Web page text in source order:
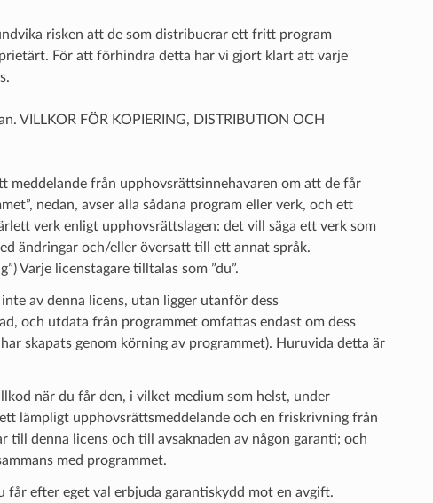
risken att de som distribuerar ett fritt program
För att förhindra detta har vi gjort klart att varje
VILLKOR FÖR KOPIERING, DISTRIBUTION OCH
meddelande från upphovsrättsinnehavaren om att de får
nedan, avser alla sådana program eller verk, och ett
verk enligt upphovsrättslagen: det vill säga ett verk som
ändringar och/eller översatt till ett annat språk.
Varje licenstagare tilltalas som ”du”.
av denna licens, utan ligger utanför dess
och utdata från programmet omfattas endast om dess
skapats genom körning av programmet). Huruvida detta är
när du får den, i vilket medium som helst, under
lämpligt upphovsrättsmeddelande och en friskrivning från
till denna licens och till avsaknaden av någon garanti; och
med programmet.
efter eget val erbjuda garantiskydd mot en avgift.